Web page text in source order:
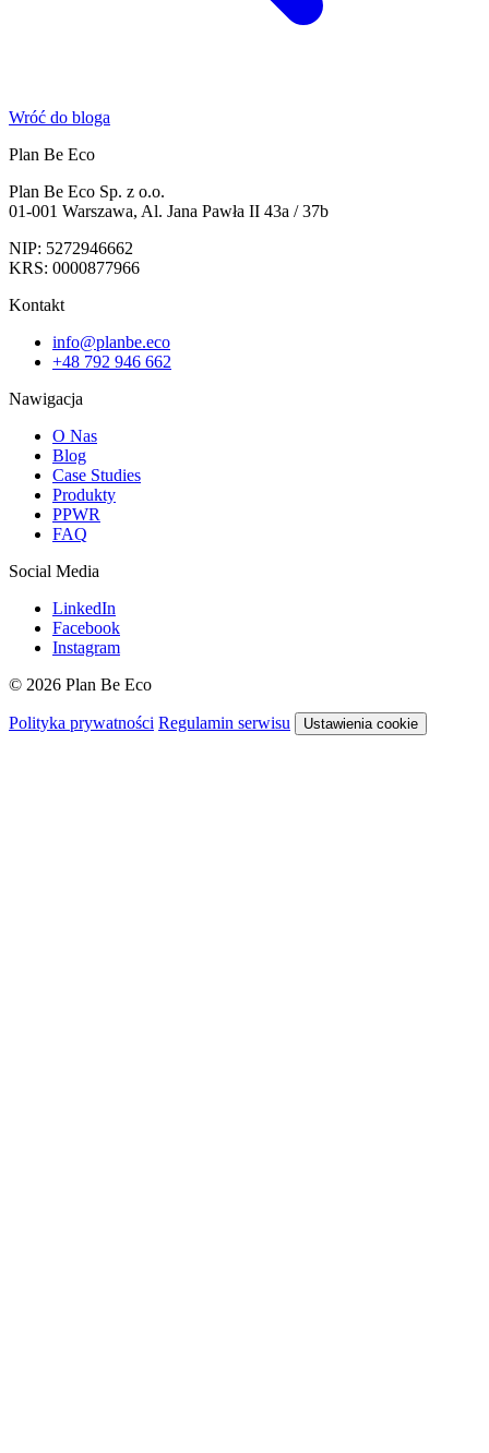
Wróć do bloga
Plan Be Eco
Plan Be Eco Sp. z o.o.
01-001 Warszawa, Al. Jana Pawła II 43a / 37b
NIP: 5272946662
KRS: 0000877966
Kontakt
info@planbe.eco
+48 792 946 662
Nawigacja
O Nas
Blog
Case Studies
Produkty
PPWR
FAQ
Social Media
LinkedIn
Facebook
Instagram
© 2026 Plan Be Eco
Polityka prywatności Regulamin serwisu Ustawienia cookie